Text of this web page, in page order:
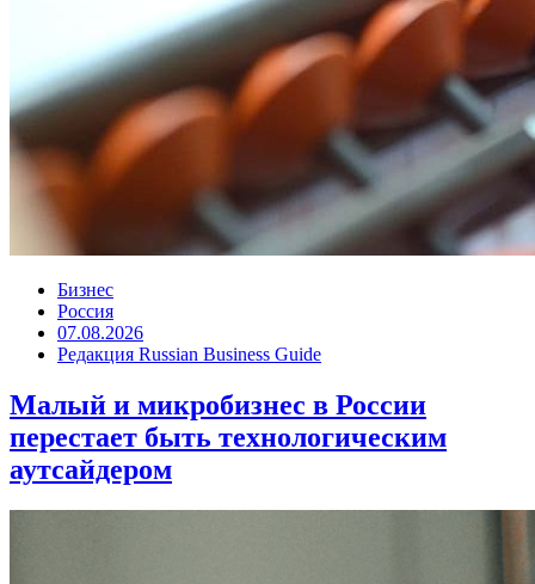
Бизнес
Россия
07.08.2026
Редакция Russian Business Guide
Малый и микробизнес в России
перестает быть технологическим
аутсайдером